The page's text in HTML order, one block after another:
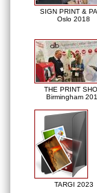
SIGN PRINT &
Oslo 2018
THE PRINT
Birmingham
TARGI 2023